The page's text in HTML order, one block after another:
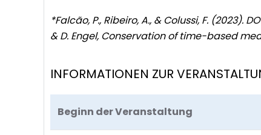
*Falcão, P., Ribeiro, A., & Colussi, F. (2023).
& D. Engel, Conservation of time-based
INFORMATIONEN ZUR
Beginn der Veranstaltung